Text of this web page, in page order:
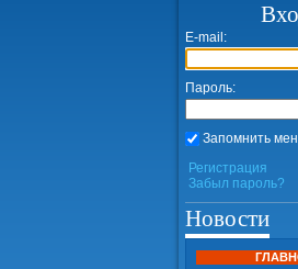
E-mail:
Пароль:
Запомнить
Регистрация
Забыл пароль?
Новости